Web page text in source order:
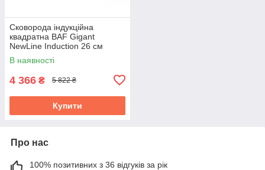
Сковорода індукційна
квадратна BAF Gigant
NewLine Induction 26 см
з`ємна ручка 500114260-IR
В наявності
4 366 ₴ 5 822 ₴
Купити
Про нас
100% позитивних з 36 відгуків за рік